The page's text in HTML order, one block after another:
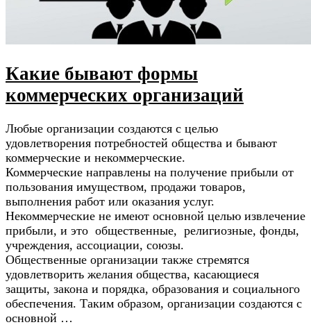
Какие бывают формы
коммерческих организаций
Любые организации создаются с целью
удовлетворения потребностей общества и бывают
коммерческие и некоммерческие.
Коммерческие направлены на получение прибыли от
пользования имуществом, продажи товаров,
выполнения работ или оказания услуг.
Некоммерческие не имеют основной целью извлечение
прибыли, и это общественные, религиозные, фонды,
учреждения, ассоциации, союзы.
Общественные организации также стремятся
удовлетворить желания общества, касающиеся
защиты, закона и порядка, образования и социального
обеспечения. Таким образом, организации создаются с
основной …